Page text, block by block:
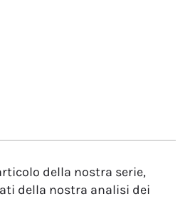
della nostra serie,
della nostra analisi dei